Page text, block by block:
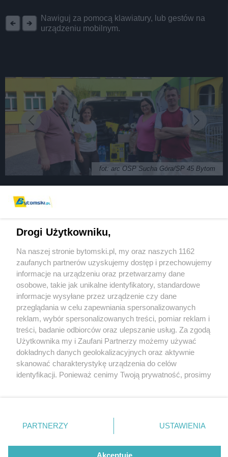
Nawiguj za pomocą klawiatury, lub gestów na
urządzeniu mobilnym.
fot: arc OSP Sucha Góra/SP 45 Bytom
dary trafiły już do potrzebujących. Zbiórka trwa
1 / 5
Bytom trwa zbiorka dla ofiar
powodzi do
poszkodowanych trafily juz
pierwsze dary 3
W Bytomiu trwają zbiórki dla poszkodowanych w
dzięki czemu pierwsze transporty z OSP Sucha Góra
oraz Szkoły Podstawowej nr 45 dotarły już do
Wydawca mediów lokalnych
Nie zapomnij
zapoznać się z:
polityką prywatności regulamin korzystania z portali
Twojemiasto
Piekary Śląskie
Chorzów
Tarnowskie Góry
Gliwice
Skontakuj sięz nami
Kontakt
Wydawca
Pogoda
Drogi Użytkowniku,
Na naszej stronie bytomski.pl, my oraz naszych 1162
zaufanych partnerów uzyskujemy dostęp i przechowujemy
informacje na urządzeniu oraz przetwarzamy dane
osobowe, takie jak unikalne identyfikatory, standardowe
informacje wysyłane przez urządzenie czy dane
przeglądania w celu zapewniania spersonalizowanych
reklam, wybór spersonalizowanych treści, pomiar reklam i
treści, badanie odbiorców oraz ulepszanie usług. Za zgodą
Użytkownika my i Zaufani Partnerzy możemy używać
dokładnych danych geolokalizacyjnych oraz aktywnie
skanować charakterystykę urządzenia do celów
identyfikacji. Ponieważ cenimy Twoją prywatność, prosimy
prywatności znajdujący się w lewym dolnym rogu strony
. Niektóre rodzaje przetwarzania danych nie wymagają
zgody użytkownika, ale masz prawo sprzeciwić się
takiemu przetwarzaniu. Preferencje będą miały
PARTNERZY USTAWIENIA
Akceptuję